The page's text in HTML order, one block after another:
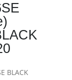
BLACK